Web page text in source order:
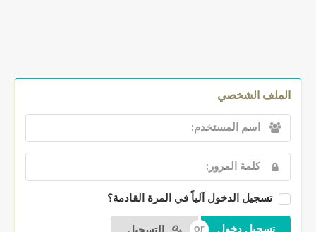
الملف الشخصي
تسجيل الدخول آلياً في المرة القادمة؟